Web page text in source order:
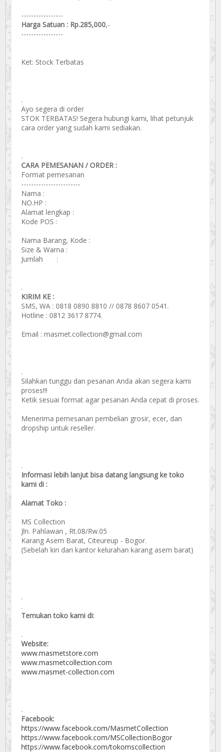
-----------------
Harga Satuan : Rp.285,000,-
-----------------
Ket: Stock Terbatas
.
Ayo segera di order
STOK TERBATAS! Segera hubungi kami, lihat petunjuk
cara order yang sudah kami sediakan.
.
CARA PEMESANAN / ORDER :
Format pemesanan
------------------------
Nama :
NO.HP :
Alamat lengkap :
Kode POS :
Nama Barang, Kode :
Size & Warna :
Jumlah :
.
KIRIM KE :
SMS, WA : 0818 0890 8810 // 0878 8607 0541.
Hotline : 0812 3617 8774.
Email : masmet.collection@gmail.com
.
Silahkan tunggu dan pesanan Anda akan segera kami
proses!!!
Ketik sesuai format agar pesanan Anda cepat di proses.
Menerima pemesanan pembelian grosir, ecer, dan
dropship untuk reseller.
.
Informasi lebih lanjut bisa datang langsung ke toko
kami di :
Alamat Toko :
MS Collection
Jln. Pahlawan , Rt.08/Rw.05
Karang Asem Barat, Citeureup - Bogor.
(Sebelah kiri dari kantor kelurahan karang asem barat)
.
.
Temukan toko kami di:
.
Website:
www.masmetstore.com
www.masmetcollection.com
www.masmet-collection.com
.
Facebook:
https://www.facebook.com/MasmetCollection
https://www.facebook.com/MSCollectionBogor
https://www.facebook.com/tokomscollection